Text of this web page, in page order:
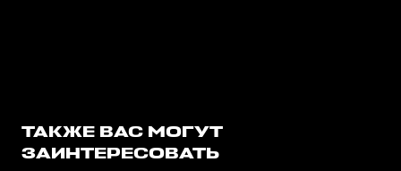
ТАКЖЕ ВАС МОГУТ
ЗАИНТЕРЕСОВАТЬ